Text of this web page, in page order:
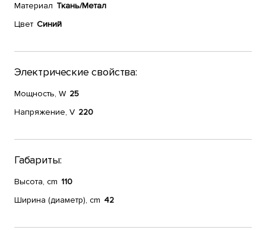
Материал Ткань/Метал
Цвет Синий
Электрические свойства:
Мощность, W 25
Напряжение, V 220
Габариты:
Высота, cm 110
Ширина (диаметр), cm 42